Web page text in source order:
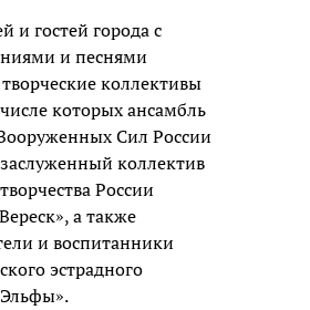
и гостей города с
и песнями
коллективы
которых ансамбль
Сил России
коллектив
России
а также
и воспитанники
эстрадного